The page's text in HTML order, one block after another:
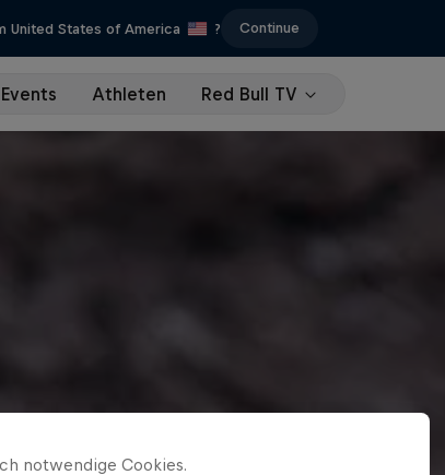
United States of America ? Continue
Events Athleten Red Bull TV
notwendige Cookies.